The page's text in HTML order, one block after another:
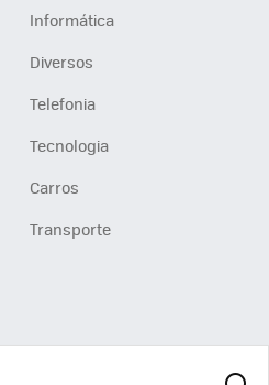
Informática
Diversos
Telefonia
Tecnologia
Carros
Transporte